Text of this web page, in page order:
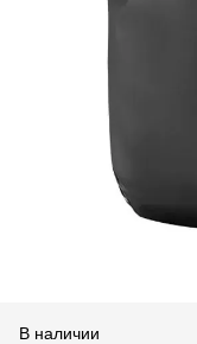
В наличии